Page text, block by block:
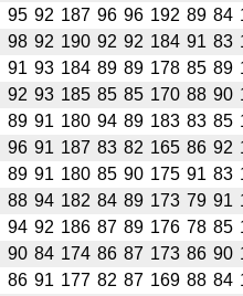
95 92 187 96 96 192 89 84
98 92 190 92 92 184 91 83
91 93 184 89 89 178 85 89
92 93 185 85 85 170 88 90
89 91 180 94 89 183 83 85
96 91 187 83 82 165 86 92
89 91 180 85 90 175 91 83
88 94 182 84 89 173 79 91
94 92 186 87 89 176 78 85
90 84 174 86 87 173 86 90
86 91 177 82 87 169 88 84